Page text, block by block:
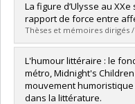
Diplômé(e) :Antonaci
Cycle :Doctorat
Diplôme obtenu :Ph. D.
Lien vers le document
La figure d’Ulysse au
rapport de force entre
Thèses et mémoires dirigés /
Diplômé(e) :Leguerrier,
Cycle : Doctorat
Diplôme obtenu :Ph. D.
Lien vers le document
L'humour littéraire : le
métro, Midnight's
mouvement
dans la littérature.